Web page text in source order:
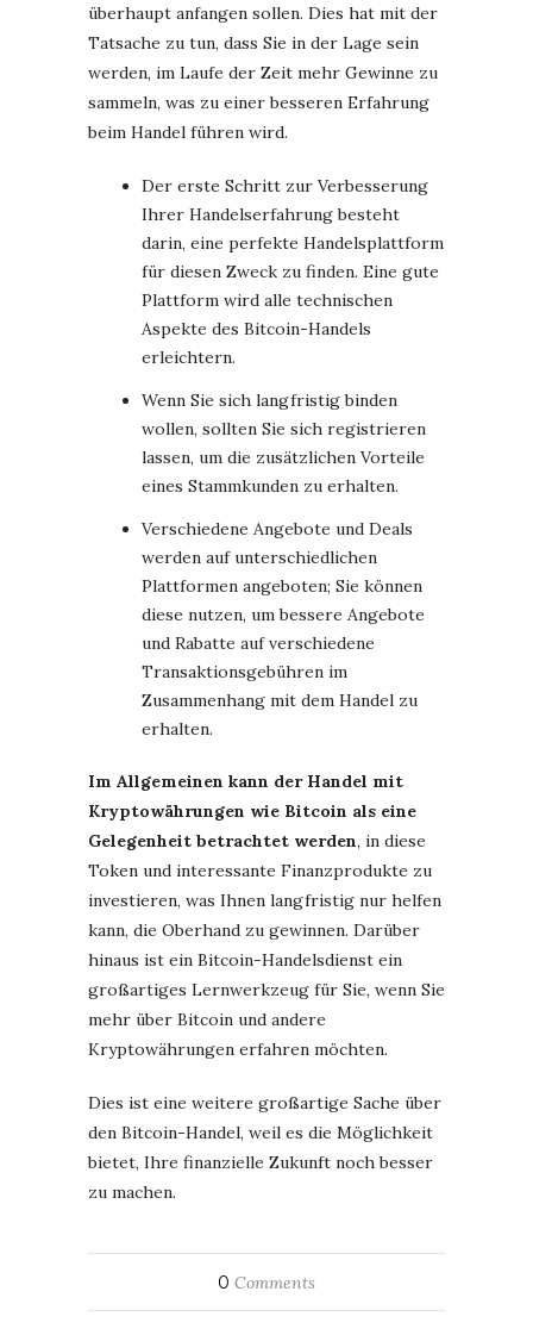
überhaupt anfangen sollen. Dies hat mit der
Tatsache zu tun, dass Sie in der Lage sein
werden, im Laufe der Zeit mehr Gewinne zu
sammeln, was zu einer besseren Erfahrung
beim Handel führen wird.
Der erste Schritt zur Verbesserung
Ihrer Handelserfahrung besteht
darin, eine perfekte Handelsplattform
für diesen Zweck zu finden. Eine gute
Plattform wird alle technischen
Aspekte des Bitcoin-Handels
erleichtern.
Wenn Sie sich langfristig binden
wollen, sollten Sie sich registrieren
lassen, um die zusätzlichen Vorteile
eines Stammkunden zu erhalten.
Verschiedene Angebote und Deals
werden auf unterschiedlichen
Plattformen angeboten; Sie können
diese nutzen, um bessere Angebote
und Rabatte auf verschiedene
Transaktionsgebühren im
Zusammenhang mit dem Handel zu
erhalten.
Im Allgemeinen kann der Handel mit
Kryptowährungen wie Bitcoin als eine
Gelegenheit betrachtet werden, in diese
Token und interessante Finanzprodukte zu
investieren, was Ihnen langfristig nur helfen
kann, die Oberhand zu gewinnen. Darüber
hinaus ist ein Bitcoin-Handelsdienst ein
großartiges Lernwerkzeug für Sie, wenn Sie
mehr über Bitcoin und andere
Kryptowährungen erfahren möchten.
Dies ist eine weitere großartige Sache über
den Bitcoin-Handel, weil es die Möglichkeit
bietet, Ihre finanzielle Zukunft noch besser
zu machen.
0 Comments